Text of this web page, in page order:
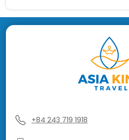
+84 243 719 1918